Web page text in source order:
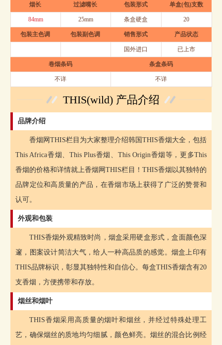
烟长 过滤嘴长 包装形式 单盒(包)支数
84mm 25mm 条盒硬盒 20
包装主色调 包装副色调 销售形式 产品状态
国外进口 已上市
卷烟条码 条盒条码
不详 不详
THIS(wild) 产品介绍
品牌介绍
香烟网THIS栏目为大家整理介绍韩国THIS香烟大全，包括
This Africa香烟、This Plus香烟、This Origin香烟等，更多This
香烟的价格和详情就上香烟网THIS栏目！THIS香烟以其独特的
品牌定位和高质量的产品，在香烟市场上获得了广泛的赞誉和
认可。
外观和包装
THIS香烟外观精致时尚，烟盒采用硬盒形式，盒面颜色深
邃，图案设计简洁大气，给人一种高品质的感觉。烟盒上印有
THIS品牌标识，彰显其独特性和自信心。每盒THIS香烟含有20
支香烟，方便携带和存放。
烟丝和烟叶
THIS香烟采用高质量的烟叶和烟丝，并经过特殊处理工
艺，确保烟丝的质地均匀细腻，颜色鲜亮。烟丝的混合比例经